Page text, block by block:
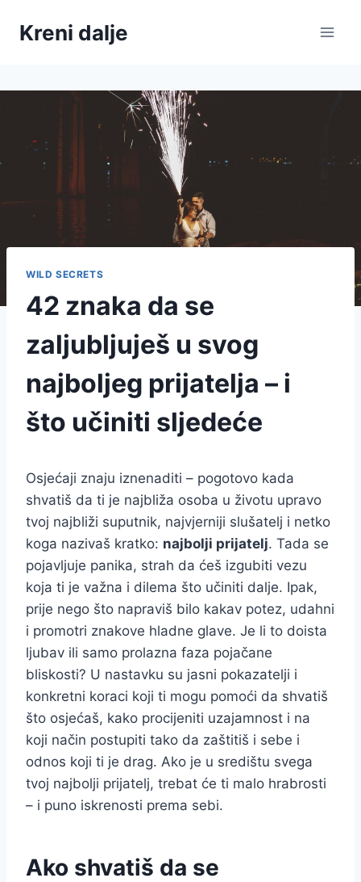
Kreni dalje
WILD SECRETS
42 znaka da se
zaljubljuješ u svog
najboljeg prijatelja – i
što učiniti sljedeće
Osjećaji znaju iznenaditi – pogotovo kada
shvatiš da ti je najbliža osoba u životu upravo
tvoj najbliži suputnik, najvjerniji slušatelj i netko
koga nazivaš kratko: najbolji prijatelj. Tada se
pojavljuje panika, strah da ćeš izgubiti vezu
koja ti je važna i dilema što učiniti dalje. Ipak,
prije nego što napraviš bilo kakav potez, udahni
i promotri znakove hladne glave. Je li to doista
ljubav ili samo prolazna faza pojačane
bliskosti? U nastavku su jasni pokazatelji i
konkretni koraci koji ti mogu pomoći da shvatiš
što osjećaš, kako procijeniti uzajamnost i na
koji način postupiti tako da zaštitiš i sebe i
odnos koji ti je drag. Ako je u središtu svega
tvoj najbolji prijatelj, trebat će ti malo hrabrosti
– i puno iskrenosti prema sebi.
Ako shvatiš da se